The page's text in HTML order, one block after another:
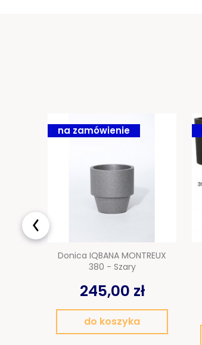
Donica IQBANA MONTREUX
380 - Szary
245,00 zł
do koszyka
na zamówienie